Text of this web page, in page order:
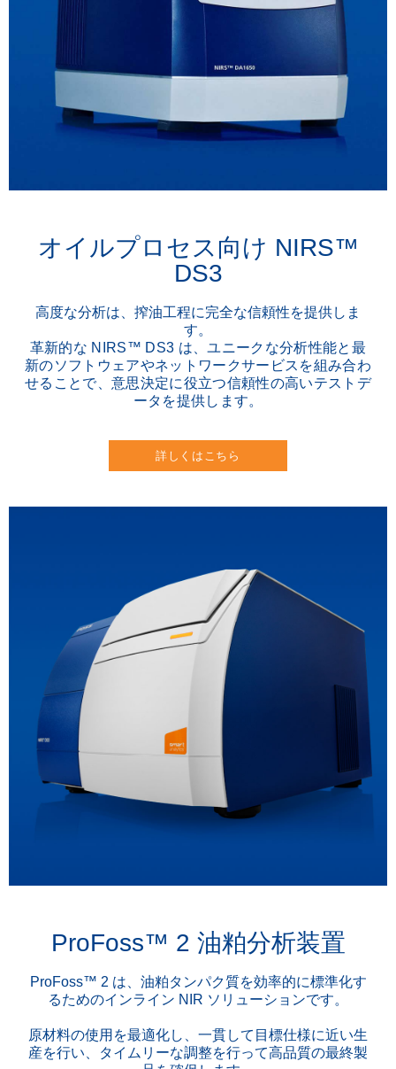
オイルプロセス向け NIRS™
DS3
高度な分析は、搾油工程に完全な信頼性を提供しま
す。
革新的な NIRS™ DS3 は、ユニークな分析性能と最
新のソフトウェアやネットワークサービスを組み合わ
せることで、意思決定に役立つ信頼性の高いテストデ
ータを提供します。
詳しくはこちら
ProFoss™ 2 油粕分析装置
ProFoss™ 2 は、油粕タンパク質を効率的に標準化す
るためのインライン NIR ソリューションです。
原材料の使用を最適化し、一貫して目標仕様に近い生
産を行い、タイムリーな調整を行って高品質の最終製